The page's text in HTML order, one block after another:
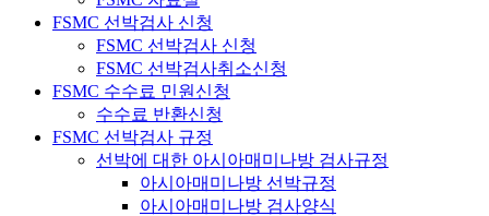
FSMC 선박검사 신청
FSMC 선박검사 신청
FSMC 선박검사취소신청
FSMC 수수료 민원신청
수수료 반환신청
FSMC 선박검사 규정
선박에 대한 아시아매미나방 검사규정
아시아매미나방 선박규정
아시아매미나방 검사양식